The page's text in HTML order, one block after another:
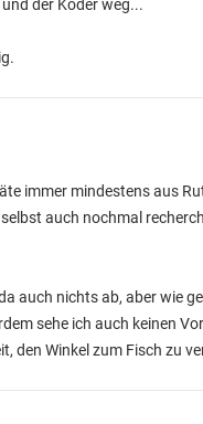
der Köder weg...
immer mindestens aus
auch nochmal
auch nichts ab, aber wie
sehe ich auch keinen
den Winkel zum Fisch zu